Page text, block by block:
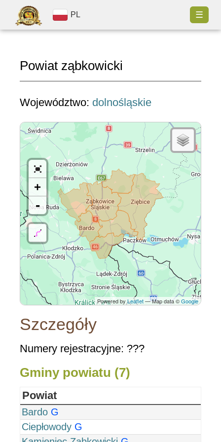
PL ☰
Powiat ząbkowicki
Województwo: dolnośląskie
+
-
Powered byLeaflet— Map data ©Google
Szczegóły
Numery rejestracyjne: ???
Gminy powiatu (7)
Powiat
Bardo G
Ciepłowody G